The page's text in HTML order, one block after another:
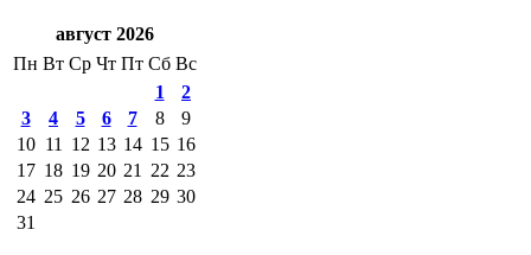
август 2026
Пн Вт Ср Чт Пт Сб Вс
1
2
3
4 5 6 7 8
9
10 11 12 13 14 15 16
17 18 19 20 21 22 23
24 25 26 27 28 29 30
31